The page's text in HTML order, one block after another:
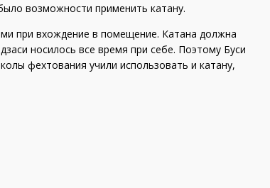
возможности применить катану.
при вхождение в помещение. Катана должна
носилось все время при себе. Поэтому Буси
фехтования учили использовать и катану,